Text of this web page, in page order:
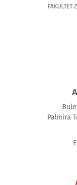
FAKULTET
Palmira